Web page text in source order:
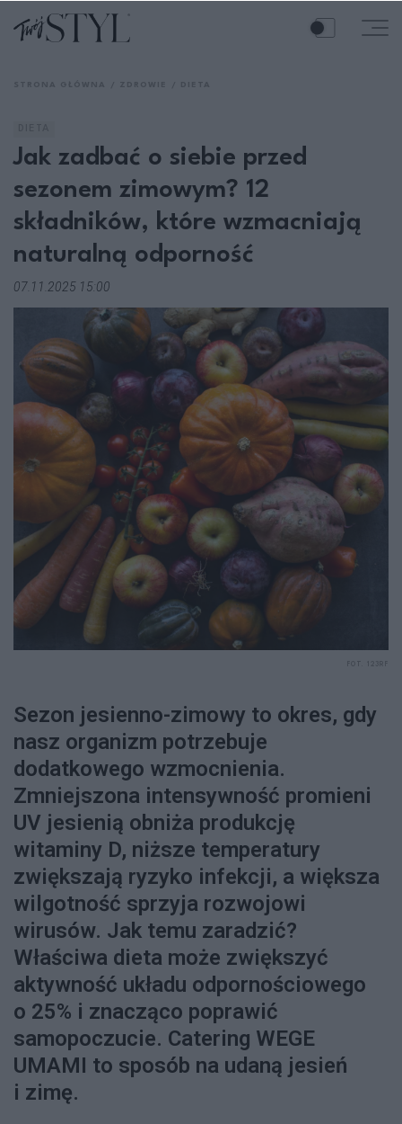
Jak zadbać o siebie przed
sezonem zimowym? 12
składników, które wzmacniają
naturalną odporność
07.11.2025 15:00
Sezon jesienno-zimowy to okres, gdy
nasz organizm potrzebuje
dodatkowego wzmocnienia.
Zmniejszona intensywność promieni
UV jesienią obniża produkcję
witaminy D, niższe temperatury
zwiększają ryzyko infekcji, a większa
wilgotność sprzyja rozwojowi
wirusów. Jak temu zaradzić?
Właściwa dieta może zwiększyć
aktywność układu odpornościowego
o 25% i znacząco poprawić
samopoczucie. Catering WEGE
UMAMI to sposób na udaną jesień
i zimę.